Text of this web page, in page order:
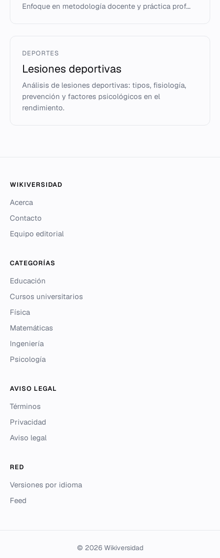
Enfoque en metodología docente y práctica prof...
DEPORTES
Lesiones deportivas
Análisis de lesiones deportivas: tipos, fisiología,
prevención y factores psicológicos en el
rendimiento.
WIKIVERSIDAD
Acerca
Contacto
Equipo editorial
CATEGORÍAS
Educación
Cursos universitarios
Física
Matemáticas
Ingeniería
Psicología
AVISO LEGAL
Términos
Privacidad
Aviso legal
RED
Versiones por idioma
Feed
© 2026 Wikiversidad